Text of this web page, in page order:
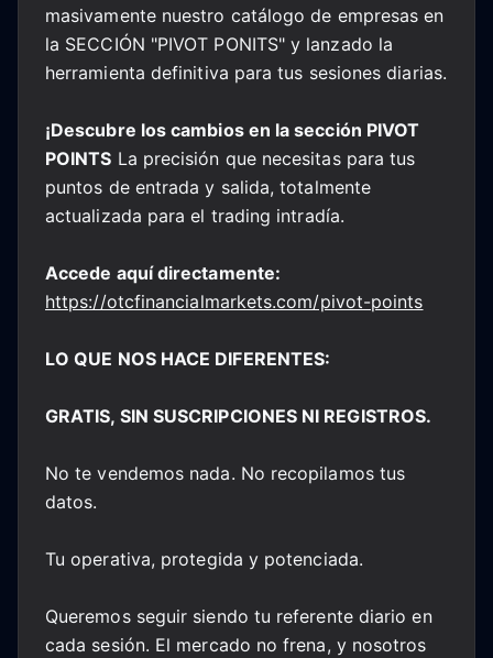
masivamente nuestro catálogo de empresas en
la SECCIÓN "PIVOT PONITS" y lanzado la
herramienta definitiva para tus sesiones diarias.
¡Descubre los cambios en la sección PIVOT
POINTS La precisión que necesitas para tus
puntos de entrada y salida, totalmente
actualizada para el trading intradía.
Accede aquí directamente:
https://otcfinancialmarkets.com/pivot-points
LO QUE NOS HACE DIFERENTES:
GRATIS, SIN SUSCRIPCIONES NI REGISTROS.
No te vendemos nada. No recopilamos tus
datos.
Tu operativa, protegida y potenciada.
Queremos seguir siendo tu referente diario en
cada sesión. El mercado no frena, y nosotros